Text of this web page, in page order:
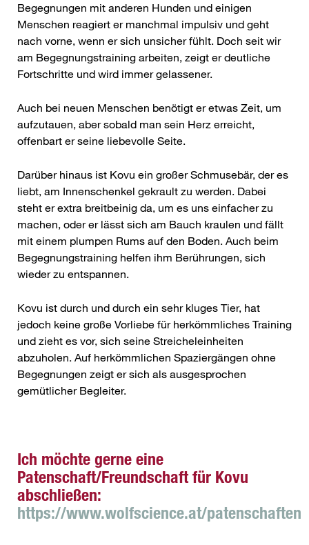
Begegnungen mit anderen Hunden und einigen
Menschen reagiert er manchmal impulsiv und geht
nach vorne, wenn er sich unsicher fühlt. Doch seit wir
am Begegnungstraining arbeiten, zeigt er deutliche
Fortschritte und wird immer gelassener.
Auch bei neuen Menschen benötigt er etwas Zeit, um
aufzutauen, aber sobald man sein Herz erreicht,
offenbart er seine liebevolle Seite.
Darüber hinaus ist Kovu ein großer Schmusebär, der es
liebt, am Innenschenkel gekrault zu werden. Dabei
steht er extra breitbeinig da, um es uns einfacher zu
machen, oder er lässt sich am Bauch kraulen und fällt
mit einem plumpen Rums auf den Boden. Auch beim
Begegnungstraining helfen ihm Berührungen, sich
wieder zu entspannen.
Kovu ist durch und durch ein sehr kluges Tier, hat
jedoch keine große Vorliebe für herkömmliches Training
und zieht es vor, sich seine Streicheleinheiten
abzuholen. Auf herkömmlichen Spaziergängen ohne
Begegnungen zeigt er sich als ausgesprochen
gemütlicher Begleiter.
Ich möchte gerne eine
Patenschaft/Freundschaft für Kovu
abschließen:
https://www.wolfscience.at/patenschaften